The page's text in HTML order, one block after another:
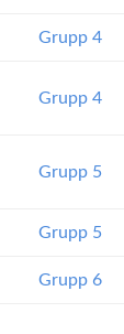
Grupp 4
Grupp 4
Grupp 5
Grupp 5
Grupp 6